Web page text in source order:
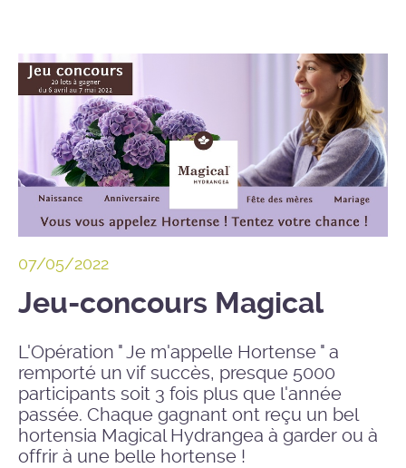
07/05/2022
Jeu-concours Magical
L'Opération " Je m'appelle Hortense " a
remporté un vif succès, presque 5000
participants soit 3 fois plus que l'année
passée. Chaque gagnant ont reçu un bel
hortensia Magical Hydrangea à garder ou à
offrir à une belle hortense !